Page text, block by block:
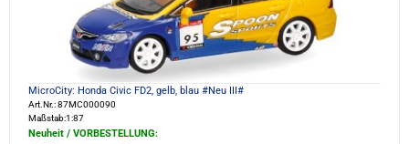
MicroCity: Honda Civic FD2, gelb, blau #Neu III#
Art.Nr.: 87MC000090
Maßstab:1:87
Neuheit / VORBESTELLUNG: